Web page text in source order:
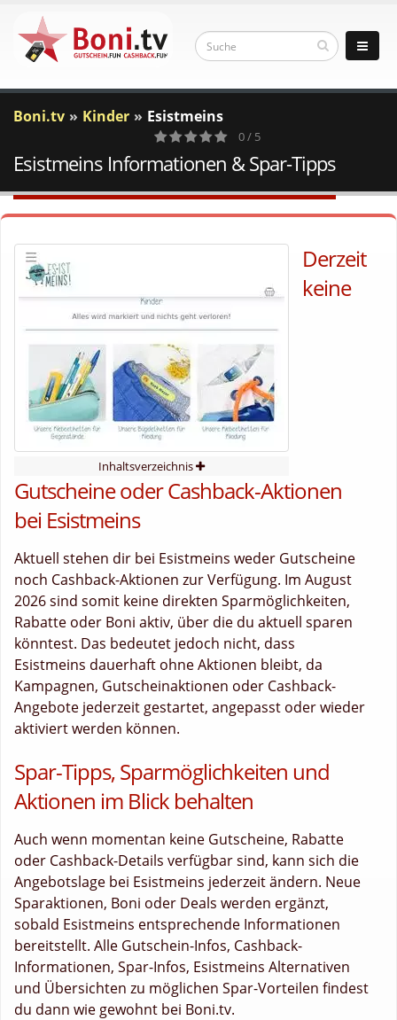
Boni.tv Kinder Esistmeins
0
Votes
0 / 5
Esistmeins Informationen & Spar-Tipps
Inhaltsverzeichnis
Derzeit
keine
Gutscheine oder Cashback-Aktionen
bei Esistmeins
Aktuell stehen dir bei Esistmeins weder Gutscheine
noch Cashback-Aktionen zur Verfügung. Im August
2026 sind somit keine direkten Sparmöglichkeiten,
Rabatte oder Boni aktiv, über die du aktuell sparen
könntest. Das bedeutet jedoch nicht, dass
Esistmeins dauerhaft ohne Aktionen bleibt, da
Kampagnen, Gutscheinaktionen oder Cashback-
Angebote jederzeit gestartet, angepasst oder wieder
aktiviert werden können.
Spar-Tipps, Sparmöglichkeiten und
Aktionen im Blick behalten
Auch wenn momentan keine Gutscheine, Rabatte
oder Cashback-Details verfügbar sind, kann sich die
Angebotslage bei Esistmeins jederzeit ändern. Neue
Sparaktionen, Boni oder Deals werden ergänzt,
sobald Esistmeins entsprechende Informationen
bereitstellt. Alle Gutschein-Infos, Cashback-
Informationen, Spar-Infos, Esistmeins Alternativen
und Übersichten zu möglichen Spar-Vorteilen findest
du dann wie gewohnt bei Boni.tv.